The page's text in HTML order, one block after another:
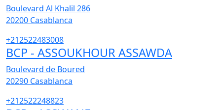
Boulevard Al Khalil 286
20200 Casablanca
+212522483008
BCP - ASSOUKHOUR ASSAWDA
Boulevard de Boured
20290 Casablanca
+212522248823